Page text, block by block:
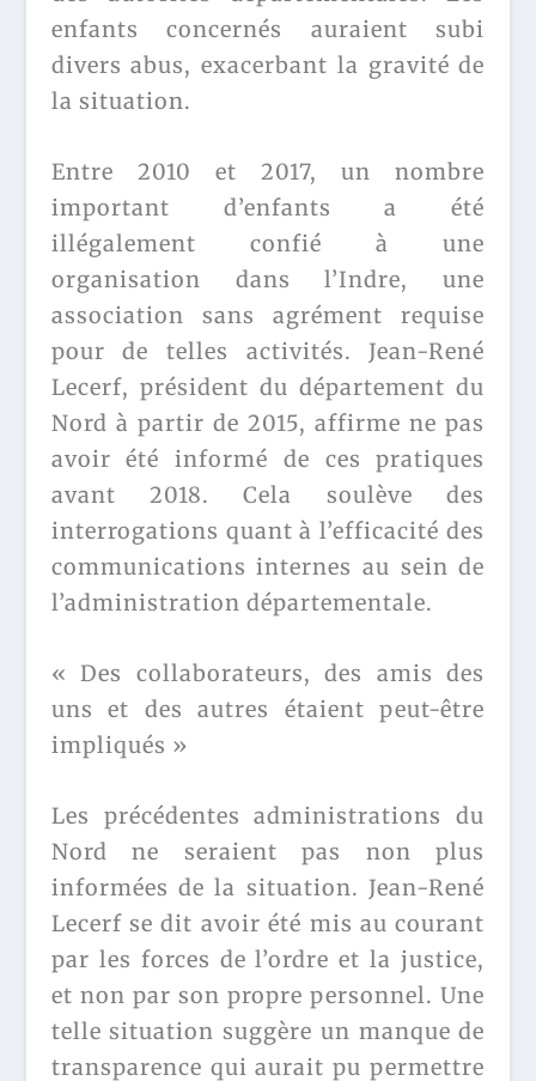
enfants concernés auraient subi
divers abus, exacerbant la gravité de
la situation.
Entre 2010 et 2017, un nombre
important d’enfants a été
illégalement confié à une
organisation dans l’Indre, une
association sans agrément requise
pour de telles activités. Jean-René
Lecerf, président du département du
Nord à partir de 2015, affirme ne pas
avoir été informé de ces pratiques
avant 2018. Cela soulève des
interrogations quant à l’efficacité des
communications internes au sein de
l’administration départementale.
« Des collaborateurs, des amis des
uns et des autres étaient peut-être
impliqués »
Les précédentes administrations du
Nord ne seraient pas non plus
informées de la situation. Jean-René
Lecerf se dit avoir été mis au courant
par les forces de l’ordre et la justice,
et non par son propre personnel. Une
telle situation suggère un manque de
transparence qui aurait pu permettre